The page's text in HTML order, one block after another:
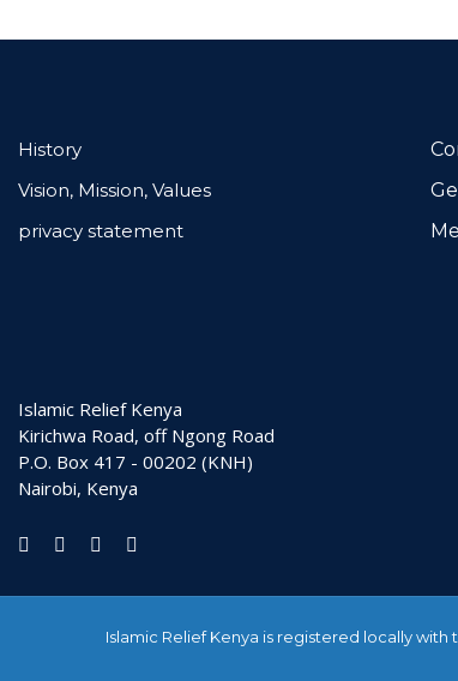
History
Vision, Mission, Values
privacy statement
Islamic Relief Kenya
Kirichwa Road, off Ngong Road
P.O. Box 417 - 00202 (KNH)
Nairobi, Kenya
Islamic Relief Kenya is registered locally with